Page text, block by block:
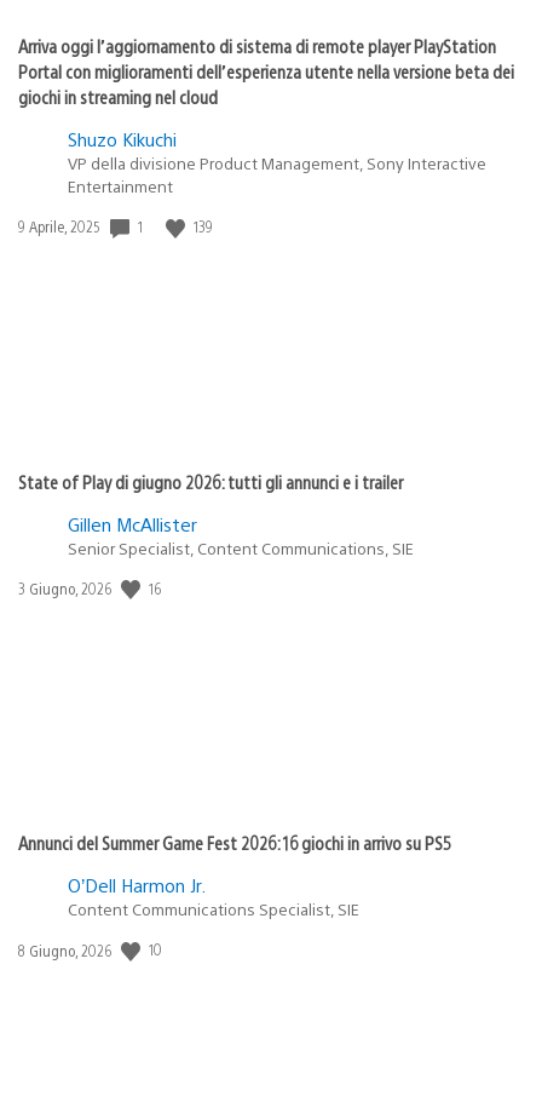
Arriva oggi l’aggiornamento di sistema di remote player PlayStation
Portal con miglioramenti dell’esperienza utente nella versione beta dei
giochi in streaming nel cloud
Shuzo Kikuchi
VP della divisione Product Management, Sony Interactive
Entertainment
Data
9 Aprile, 2025 1 139
State of Play di giugno 2026: tutti gli annunci e i trailer
Gillen McAllister
Senior Specialist, Content Communications, SIE
Data
3 Giugno, 2026 16
Annunci del Summer Game Fest 2026: 16 giochi in arrivo su PS5
O’Dell Harmon Jr.
Content Communications Specialist, SIE
Data
8 Giugno, 2026 10